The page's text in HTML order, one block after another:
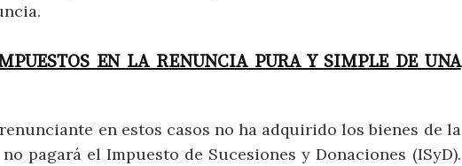
EN LA RENUNCIA PURA Y SIMPLE DE UNA
en estos casos no ha adquirido los bienes de la
pagará el Impuesto de Sucesiones y Donaciones (ISyD).